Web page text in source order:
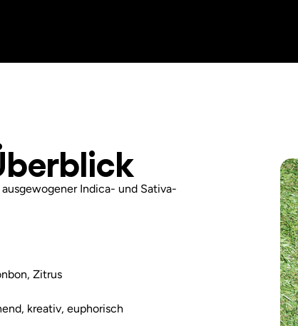
Indica- und Sativa-
Zitrus
kreativ, euphorisch